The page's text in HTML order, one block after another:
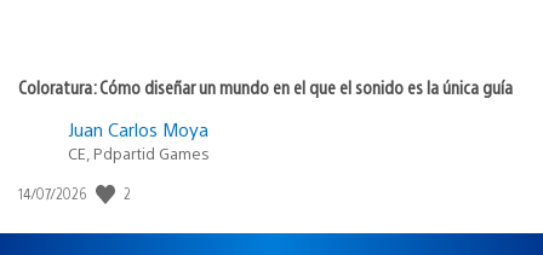
Coloratura: Cómo diseñar un mundo en el que el sonido es la única guía
Juan Carlos Moya
CE, Pdpartid Games
Fecha
publicación:
14/07/2026 2